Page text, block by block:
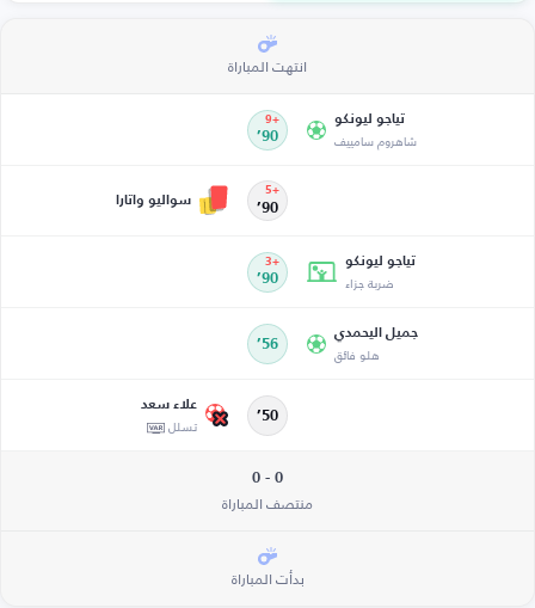
انتهت المباراة
تياجو ليونكو
شاهروم سامييف 90’
+9
90’
+5
سواليو واتارا
تياجو ليونكو
ضربة جزاء 90’
+3
جميل اليحمدي
هلو فائق 56’
50’
علاء سعد
تسلل
0 - 0
منتصف المباراة
بدأت المباراة